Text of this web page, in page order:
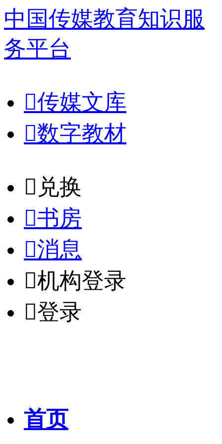
中国传媒教育知识服
务平台
传媒文库
数字教材
𐈈 兑换
书房
消息
机构登录
登录
首页